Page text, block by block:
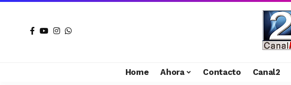
Home Ahora Contacto Canal2